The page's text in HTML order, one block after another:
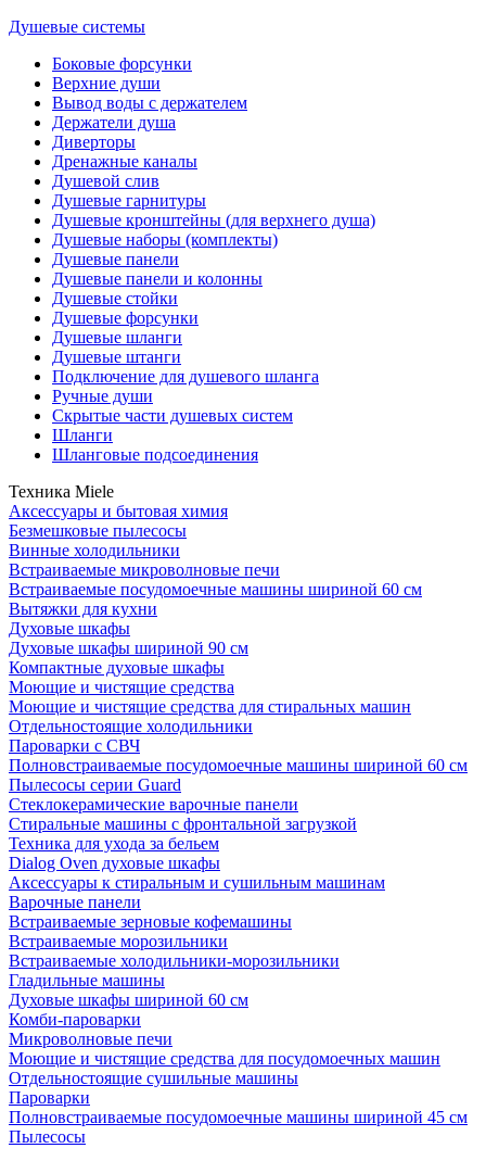
Душевые системы
Боковые форсунки
Верхние души
Вывод воды с держателем
Держатели душа
Диверторы
Дренажные каналы
Душевой слив
Душевые гарнитуры
Душевые кронштейны (для верхнего душа)
Душевые наборы (комплекты)
Душевые панели
Душевые панели и колонны
Душевые стойки
Душевые форсунки
Душевые шланги
Душевые штанги
Подключение для душевого шланга
Ручные души
Скрытые части душевых систем
Шланги
Шланговые подсоединения
Техника Miele
Аксессуары и бытовая химия
Безмешковые пылесосы
Винные холодильники
Встраиваемые микроволновые печи
Встраиваемые посудомоечные машины шириной 60 см
Вытяжки для кухни
Духовые шкафы
Духовые шкафы шириной 90 см
Компактные духовые шкафы
Моющие и чистящие средства
Моющие и чистящие средства для стиральных машин
Отдельностоящие холодильники
Пароварки с СВЧ
Полновстраиваемые посудомоечные машины шириной 60 см
Пылесосы серии Guard
Стеклокерамические варочные панели
Стиральные машины с фронтальной загрузкой
Техника для ухода за бельем
Dialog Oven духовые шкафы
Аксессуары к стиральным и сушильным машинам
Варочные панели
Встраиваемые зерновые кофемашины
Встраиваемые морозильники
Встраиваемые холодильники-морозильники
Гладильные машины
Духовые шкафы шириной 60 см
Комби-пароварки
Микроволновые печи
Моющие и чистящие средства для посудомоечных машин
Отдельностоящие сушильные машины
Пароварки
Полновстраиваемые посудомоечные машины шириной 45 см
Пылесосы